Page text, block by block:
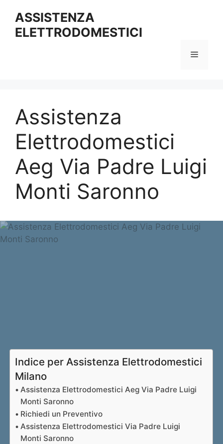
contenuto
ASSISTENZA
ELETTRODOMESTICI
Menu
Assistenza
Elettrodomestici
Aeg Via Padre Luigi
Monti Saronno
Indice per Assistenza Elettrodomestici
Milano
Assistenza Elettrodomestici Aeg Via Padre Luigi
Monti Saronno
Richiedi un Preventivo
Assistenza Elettrodomestici Via Padre Luigi
Monti Saronno